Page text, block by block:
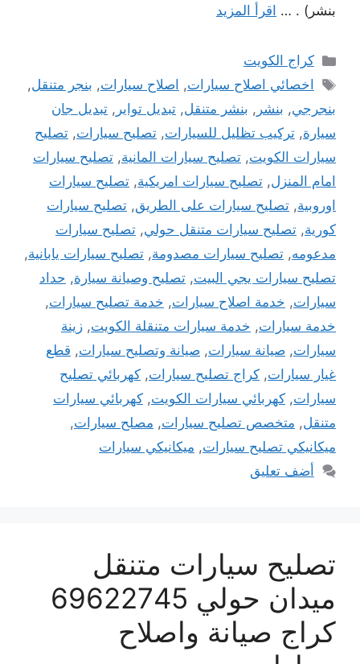
بنشر) . … اقرأ المزيد
التصنيفات
كراج الكويت
الوسوم
اخصائي اصلاح سيارات, اصلاح سيارات, بنجر متنقل,
بنجرجي, بنشر , بنشر متنقل, تبديل تواير , تبديل جان
سيارة, تركيب تظليل للسيارات, تصليح سيارات, تصليح
سيارات الكويت, تصليح سيارات المانية, تصليح سيارات
امام المنزل, تصليح سيارات امريكية, تصليح سيارات
اوروبية, تصليح سيارات على الطريق, تصليح سيارات
كورية, تصليح سيارات متنقل حولي, تصليح سيارات
مدعومه, تصليح سيارات مصدومة, تصليح سيارات يابانية,
تصليح سيارات يجي البيت, تصليح وصيانة سيارة, حداد
سيارات, خدمة اصلاح سيارات, خدمة تصليح سيارات,
خدمة سيارات, خدمة سيارات متنقلة الكويت, زينة
سيارات, صيانة سيارات, صيانة وتصليح سيارات, قطع
غيار سيارات, كراج تصليح سيارات, كهربائي تصليح
سيارات, كهربائي سيارات الكويت, كهربائي سيارات
متنقل, متخصص تصليح سيارات, مصلح سيارات,
ميكانيكي تصليح سيارات, ميكانيكي سيارات
أضف تعليق
تصليح سيارات متنقل
ميدان حولي 69622745
كراج صيانة واصلاح